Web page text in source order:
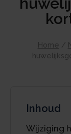
Home /
Inhoud
Wijziging